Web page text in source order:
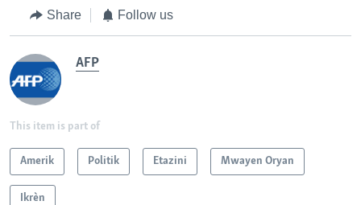
Share Follow us
AFP
This item is part of
Amerik Politik Etazini Mwayen Oryan
Ikrèn